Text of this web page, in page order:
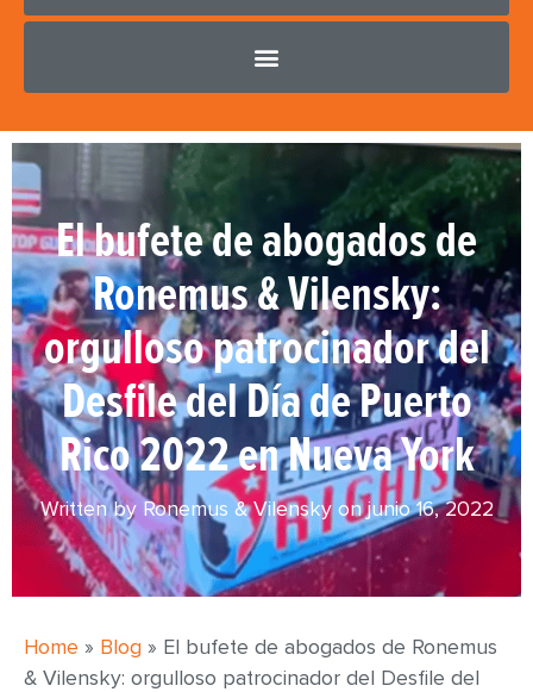
El bufete de abogados de
Ronemus & Vilensky:
orgulloso patrocinador del
Desfile del Día de Puerto
Rico 2022 en Nueva York
Written by Ronemus & Vilensky onjunio 16, 2022
Home » Blog » El bufete de abogados de Ronemus
& Vilensky: orgulloso patrocinador del Desfile del